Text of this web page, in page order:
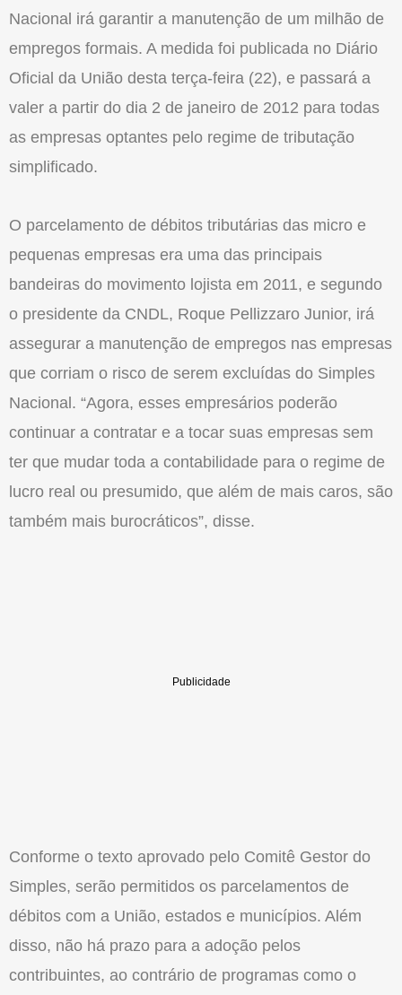
Nacional irá garantir a manutenção de um milhão de
empregos formais. A medida foi publicada no Diário
Oficial da União desta terça-feira (22), e passará a
valer a partir do dia 2 de janeiro de 2012 para todas
as empresas optantes pelo regime de tributação
simplificado.
O parcelamento de débitos tributárias das micro e
pequenas empresas era uma das principais
bandeiras do movimento lojista em 2011, e segundo
o presidente da CNDL, Roque Pellizzaro Junior, irá
assegurar a manutenção de empregos nas empresas
que corriam o risco de serem excluídas do Simples
Nacional. “Agora, esses empresários poderão
continuar a contratar e a tocar suas empresas sem
ter que mudar toda a contabilidade para o regime de
lucro real ou presumido, que além de mais caros, são
também mais burocráticos”, disse.
Conforme o texto aprovado pelo Comitê Gestor do
Simples, serão permitidos os parcelamentos de
débitos com a União, estados e municípios. Além
disso, não há prazo para a adoção pelos
contribuintes, ao contrário de programas como o